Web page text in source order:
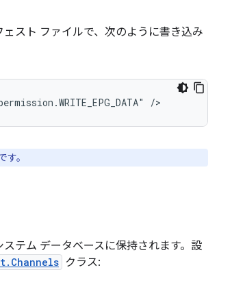
スト ファイルで、次のように書き込み
/>
。
テム データベースに保持されます。設
クラス: